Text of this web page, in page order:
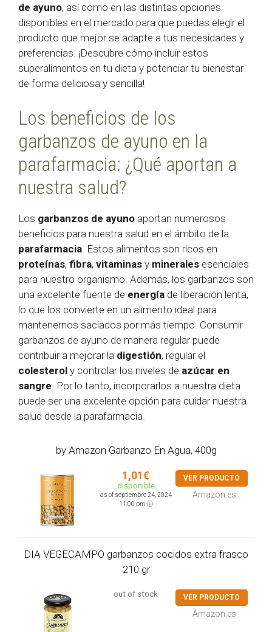
de ayuno, así como en las distintas opciones
disponibles en el mercado para que puedas elegir el
producto que mejor se adapte a tus necesidades y
preferencias. ¡Descubre cómo incluir estos
superalimentos en tu dieta y potenciar tu bienestar
de forma deliciosa y sencilla!
Los beneficios de los
garbanzos de ayuno en la
parafarmacia: ¿Qué aportan a
nuestra salud?
Los garbanzos de ayuno aportan numerosos
beneficios para nuestra salud en el ámbito de la
parafarmacia. Estos alimentos son ricos en
proteínas, fibra, vitaminas y minerales esenciales
para nuestro organismo. Además, los garbanzos son
una excelente fuente de energía de liberación lenta,
lo que los convierte en un alimento ideal para
mantenernos saciados por más tiempo. Consumir
garbanzos de ayuno de manera regular puede
contribuir a mejorar la digestión, regular el
colesterol y controlar los niveles de azúcar en
sangre. Por lo tanto, incorporarlos a nuestra dieta
puede ser una excelente opción para cuidar nuestra
salud desde la parafarmacia.
by Amazon Garbanzo En Agua, 400g
1,01€
disponible
as of septiembre 24, 2024
11:00 pm
VER PRODUCTO
Amazon.es
DIA VEGECAMPO garbanzos cocidos extra frasco
210 gr
out of stock VER PRODUCTO
Amazon.es